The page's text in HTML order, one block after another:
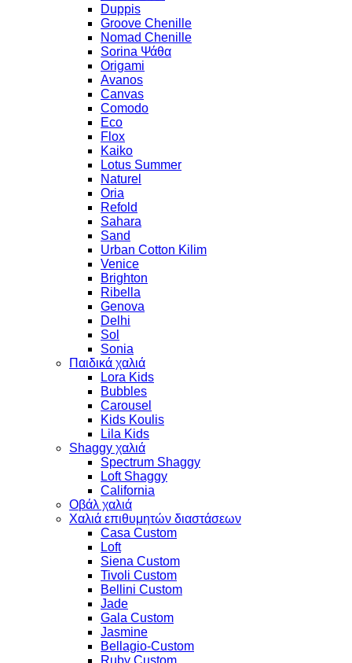
Duppis
Groove Chenille
Nomad Chenille
Sorina Ψάθα
Origami
Avanos
Canvas
Comodo
Eco
Flox
Kaiko
Lotus Summer
Naturel
Oria
Refold
Sahara
Sand
Urban Cotton Kilim
Venice
Brighton
Ribella
Genova
Delhi
Sol
Sonia
Παιδικά χαλιά
Lora Kids
Bubbles
Carousel
Kids Koulis
Lila Kids
Shaggy χαλιά
Spectrum Shaggy
Loft Shaggy
California
Οβάλ χαλιά
Χαλιά επιθυμητών διαστάσεων
Casa Custom
Loft
Siena Custom
Tivoli Custom
Bellini Custom
Jade
Gala Custom
Jasmine
Bellagio-Custom
Ruby Custom